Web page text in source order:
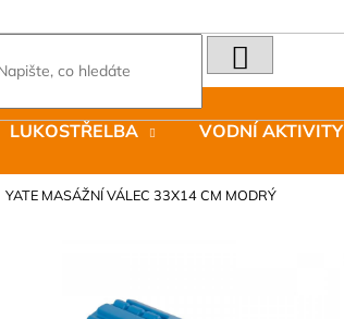
LUKOSTŘELBA VODNÍ AKTIVITY
YATE MASÁŽNÍ VÁLEC 33X14 CM MODRÝ
Co potřebujete najít?